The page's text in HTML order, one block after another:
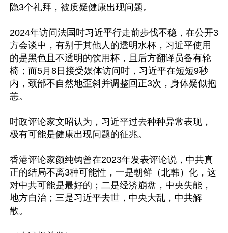
隐3个礼拜，被质疑健康出现问题。
2024年访问法国时习近平行走前步伐不稳，在公开3
方会谈中，有别于其他人的透明水杯，习近平使用
的是黑色且不透明的饮用杯，且后方翻译员备有轮
椅；而5月8日接受媒体访问时，习近平在短短9秒
内，颈部不自然地歪斜并调整回正3次，身体疑似抱
恙。
时政评论家文昭认为，习近平过去种种异常表现，
极有可能是健康出现问题的征兆。
香港评论家颜纯钩曾在2023年发表评论说，中共真
正的结局不离3种可能性，一是朝鲜（北韩）化，这
对中共可能是最好的；二是经济崩盘，中央失能，
地方自治；三是习近平去世，中央大乱，中共解
散。